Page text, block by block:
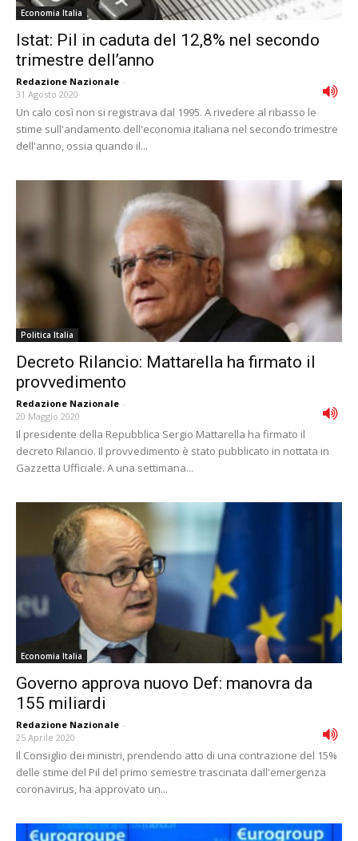
Economia Italia
Istat: Pil in caduta del 12,8% nel secondo
trimestre dell’anno
Redazione Nazionale -
31 Agosto 2020
Un calo così non si registrava dal 1995. A rivedere al ribasso le
stime sull'andamento dell'economia italiana nel secondo trimestre
dell'anno, ossia quando il...
Politica Italia
Decreto Rilancio: Mattarella ha firmato il
provvedimento
Redazione Nazionale -
20 Maggio 2020
Il presidente della Repubblica Sergio Mattarella ha firmato il
decreto Rilancio. Il provvedimento è stato pubblicato in nottata in
Gazzetta Ufficiale. A una settimana...
Economia Italia
Governo approva nuovo Def: manovra da
155 miliardi
Redazione Nazionale -
25 Aprile 2020
Il Consiglio dei ministri, prendendo atto di una contrazione del 15%
delle stime del Pil del primo semestre trascinata dall'emergenza
coronavirus, ha approvato un...